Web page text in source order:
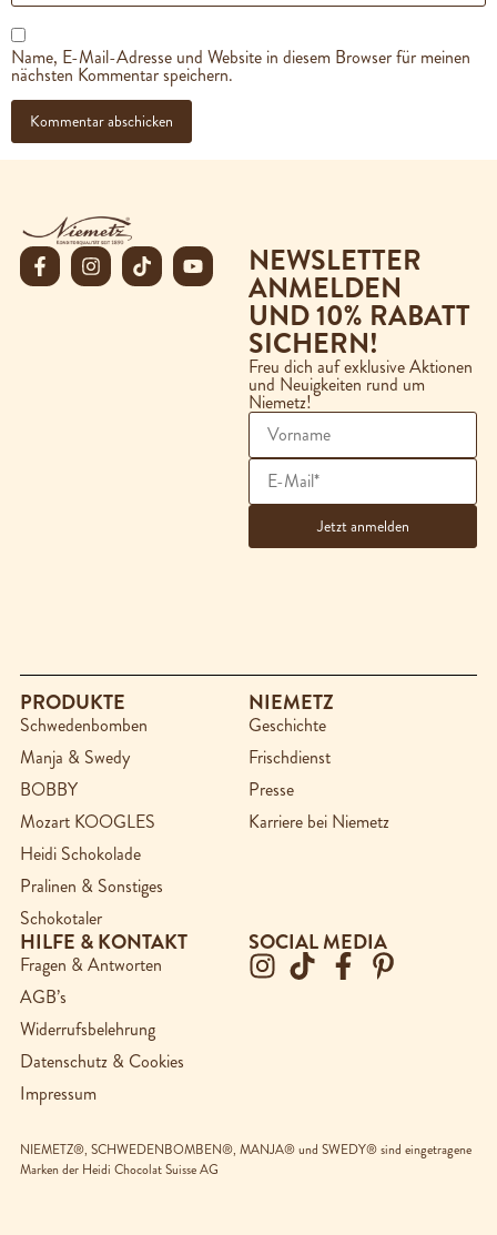
Name, E-Mail-Adresse und Website in diesem Browser für meinen
nächsten Kommentar speichern.
NEWSLETTER
ANMELDEN
UND 10% RABATT
SICHERN!
Freu dich auf exklusive Aktionen
und Neuigkeiten rund um
Niemetz!
PRODUKTE
Schwedenbomben
Manja & Swedy
BOBBY
Mozart KOOGLES
Heidi Schokolade
Pralinen & Sonstiges
Schokotaler
NIEMETZ
Geschichte
Frischdienst
Presse
Karriere bei Niemetz
HILFE & KONTAKT
Fragen & Antworten
AGB’s
Widerrufsbelehrung
Datenschutz & Cookies
Impressum
SOCIAL MEDIA
NIEMETZ®, SCHWEDENBOMBEN®, MANJA® und SWEDY® sind eingetragene
Marken der Heidi Chocolat Suisse AG